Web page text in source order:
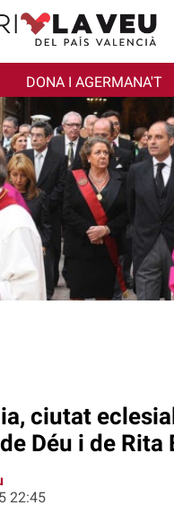
DONA I AGERMANA'T
ciutat
Déu i de Rita
22:45